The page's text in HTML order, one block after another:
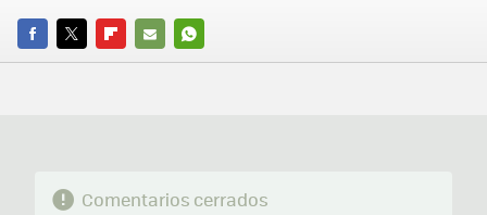
FACEBOOK
TWITTERFLIPBOARD
E-
WHATSAPP
Comentarios cerrados